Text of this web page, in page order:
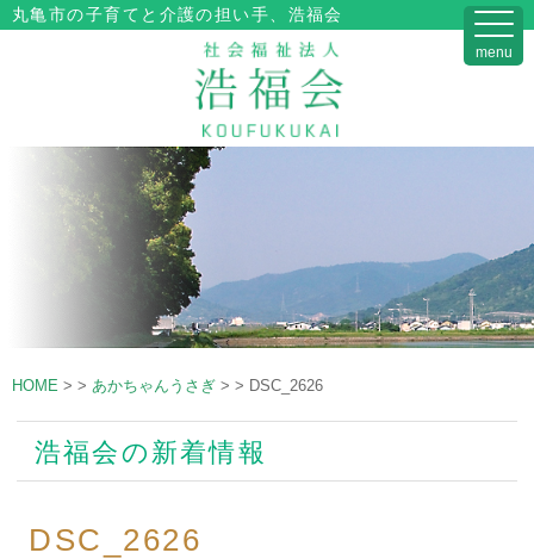
丸亀市の子育てと介護の担い手、浩福会
HOME > > あかちゃんうさぎ > > DSC_2626
浩福会の新着情報
DSC_2626
menu